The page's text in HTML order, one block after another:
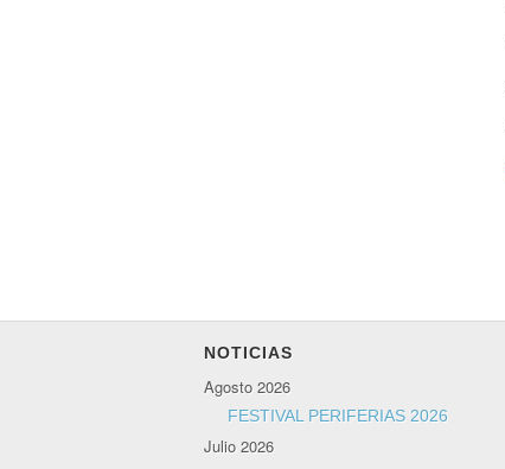
NOTICIAS
Agosto 2026
FESTIVAL PERIFERIAS 2026
Julio 2026